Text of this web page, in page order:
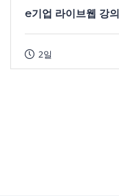
e기업 라이브웹 강의
2일